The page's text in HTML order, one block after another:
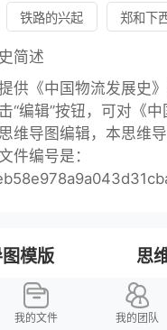
铁路的兴起 郑和下
简述
供《中国物流发展史
“编辑”按钮，可对《
维导图编辑，本思维
件编号是：
思
模版
我的文件 我的团队